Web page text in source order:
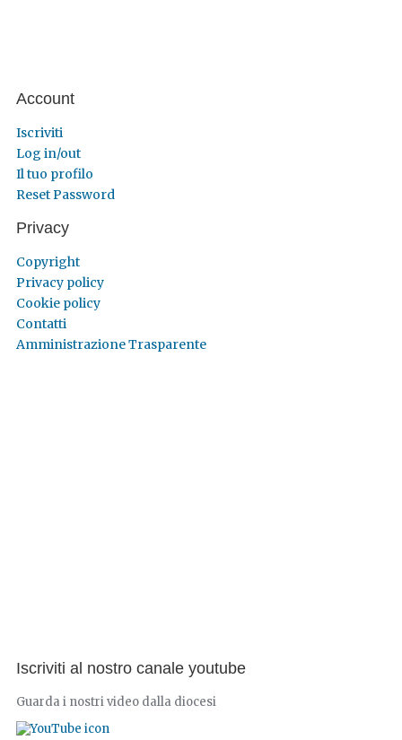
Account
Iscriviti
Log in/out
Il tuo profilo
Reset Password
Privacy
Copyright
Privacy policy
Cookie policy
Contatti
Amministrazione Trasparente
Iscriviti al nostro canale youtube
Guarda i nostri video dalla diocesi